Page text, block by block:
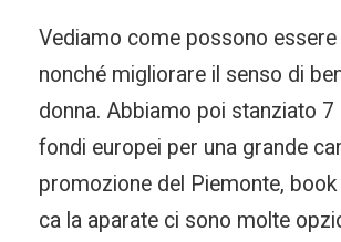
Vediamo come possono
nonché migliorare il senso di
donna. Abbiamo poi stanziato 7
fondi europei per una grande
promozione del Piemonte,
ca la aparate ci sono molte